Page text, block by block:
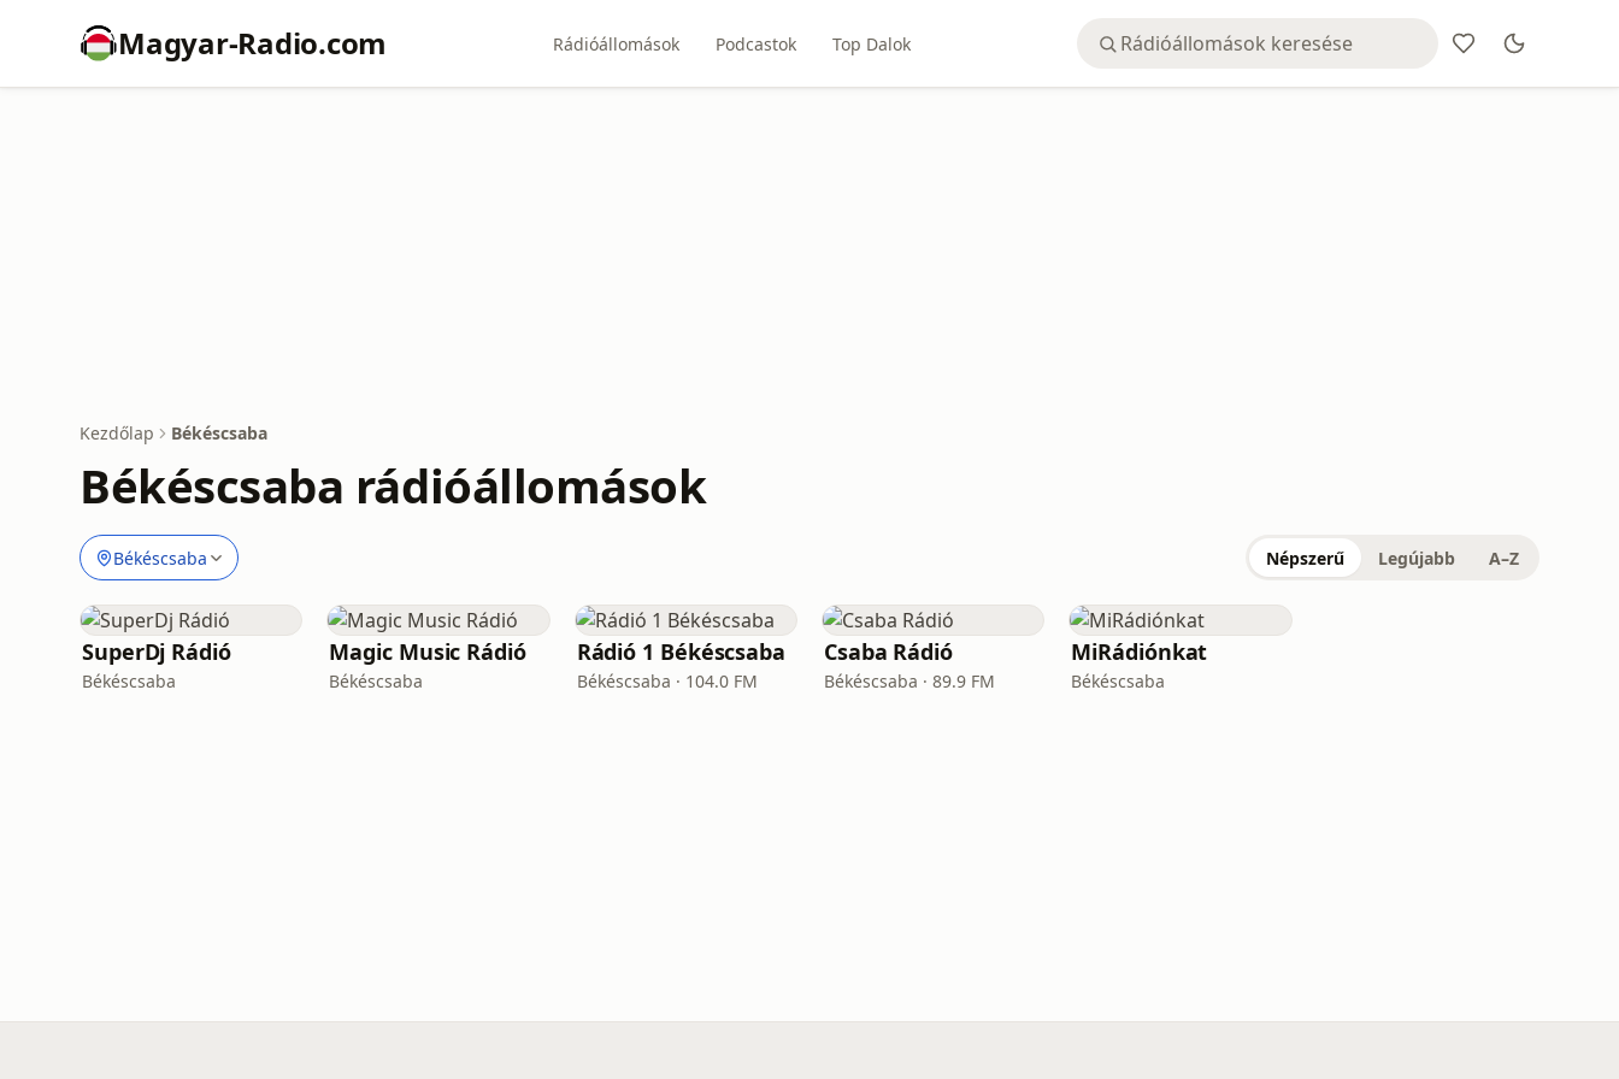
Magyar-Radio.com Rádióállomások Podcastok Top Dalok
Kezdőlap Békéscsaba
Békéscsaba rádióállomások
Békéscsaba Népszerű Legújabb A–Z
SuperDj Rádió
Békéscsaba
Magic Music Rádió
Békéscsaba
Rádió 1 Békéscsaba
Békéscsaba · 104.0 FM
Csaba Rádió
Békéscsaba · 89.9 FM
MiRádiónkat
Békéscsaba